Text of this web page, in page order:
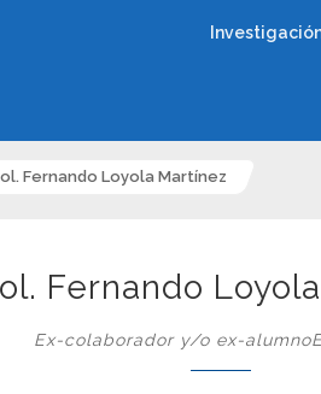
Fernando Loyola Martínez
Fernando
Ex-colaborador y/o ex-